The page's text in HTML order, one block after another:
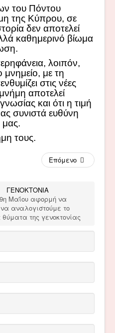
του Πόντου
της Κύπρου, σε
δεν αποτελεί
καθημερινό βίωμα
λοιπόν,
με τη
στις νέες
μνήμη αποτελεί
και ότι η τιμή
συνιστά ευθύνη
μας.
τους.
Επόμενο
ΓΕΝΟΚΤΟΝΙΑ
Μαΐου αφορμή να
αναλογιστούμε το
της γενοκτονίας